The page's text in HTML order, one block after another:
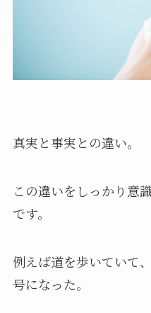
真実と事実との違い。
この違いをしっかり意
です。
例えば道を歩いていて
号になった。